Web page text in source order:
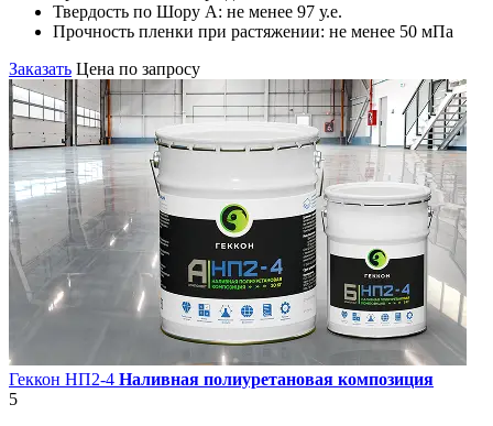
Твердость по Шору А: не менее 97 у.е.
Прочность пленки при растяжении: не менее 50 мПа
Заказать Цена по запросу
Геккон НП2-4 Наливная полиуретановая композиция
5